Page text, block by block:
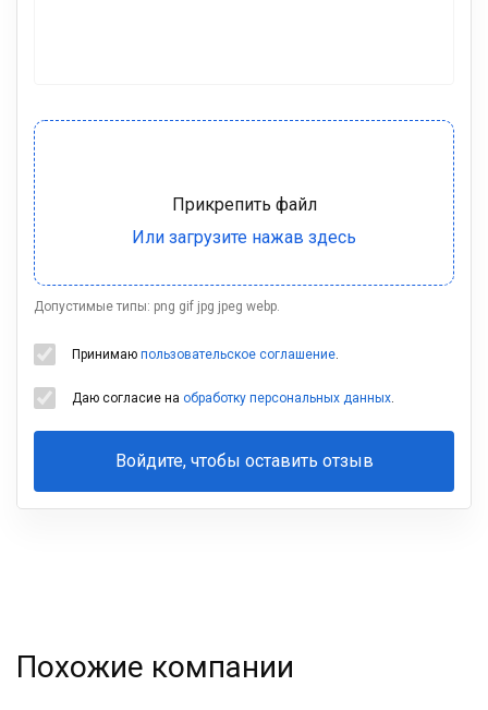
Допустимые типы: png gif jpg jpeg webp.
Принимаю пользовательское соглашение.
Даю согласие на обработку персональных данных.
Войдите, чтобы оставить отзыв
Ваша
Похожие компании